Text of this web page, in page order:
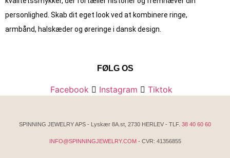
personlighed. Skab dit eget look ved at kombinere ringe,
armbånd, halskæder og øreringe i dansk design.
FØLG OS
Facebook Instagram Tiktok
SPINNING JEWELRY APS - Lyskær 8A.st, 2730 HERLEV - TLF. 38 40 60 60
INFO@SPINNINGJEWELRY.COM- CVR: 41356855